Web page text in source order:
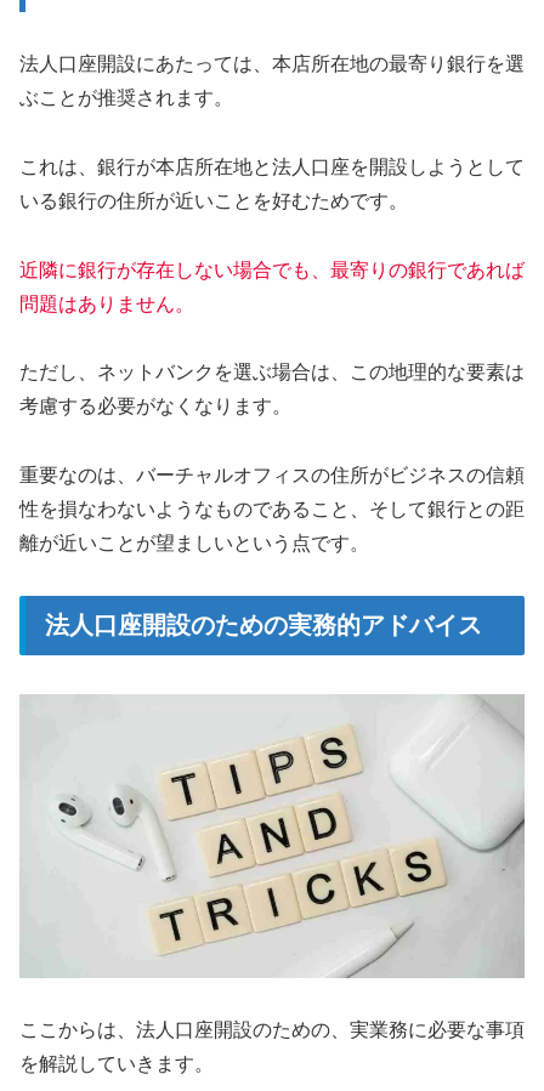
法人口座開設にあたっては、本店所在地の最寄り銀行を選
ぶことが推奨されます。
これは、銀行が本店所在地と法人口座を開設しようとして
いる銀行の住所が近いことを好むためです。
近隣に銀行が存在しない場合でも、最寄りの銀行であれば
問題はありません。
ただし、ネットバンクを選ぶ場合は、この地理的な要素は
考慮する必要がなくなります。
重要なのは、バーチャルオフィスの住所がビジネスの信頼
性を損なわないようなものであること、そして銀行との距
離が近いことが望ましいという点です。
法人口座開設のための実務的アドバイス
ここからは、法人口座開設のための、実業務に必要な事項
を解説していきます。